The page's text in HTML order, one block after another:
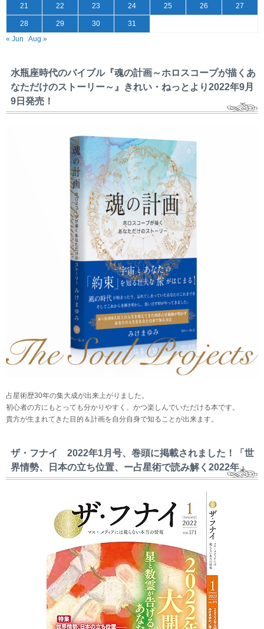
21 22 23 24 25 26 27
28 29 30
31
« Jun
Aug »
水瓶座時代のバイブル『魂の計画～ホロスコープが描くあ
なただけのストーリー～』きれい・ねっとより2022年9月
9日発売！
占星術歴30年の集大成が出来上がりました。
初心者の方にもとっても分かりやすく、かつ楽しんでいただける本です。
貴方が生まれてきた目的＆計画を自分自身で知ることが出来ます。
ザ・フナイ 2022年1月号、巻頭に掲載されました！「世
界情勢、日本の立ち位置、ー占星術で読み解く2022年」